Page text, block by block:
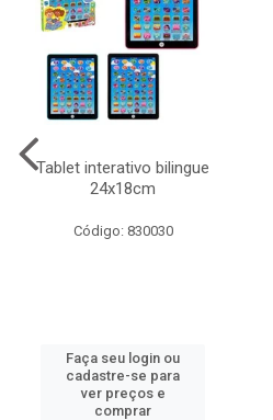
Tablet interativo bilingue
24x18cm
Código: 830030
Faça seu login ou
cadastre-se para
ver preços e
comprar